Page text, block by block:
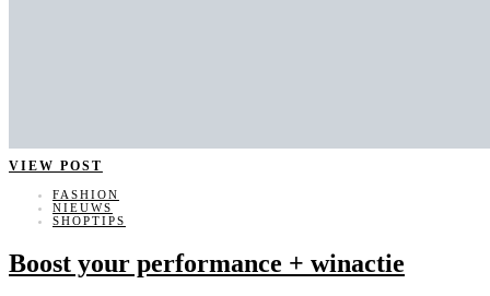
VIEW POST
FASHION
NIEUWS
SHOPTIPS
Boost your performance + winactie